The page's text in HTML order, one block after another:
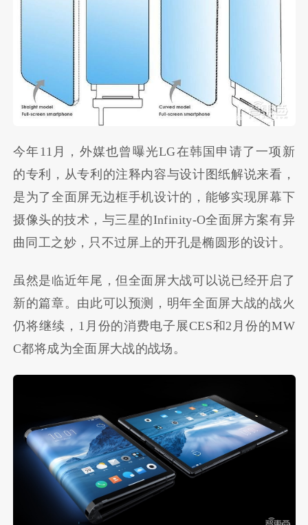
今年11月，外媒也曾曝光LG在韩国申请了一项新
的专利，从专利的注释内容与设计图纸解说来看，
是为了全面屏无边框手机设计的，能够实现屏幕下
摄像头的技术，与三星的Infinity-O全面屏方案有异
曲同工之妙，只不过屏上的开孔是椭圆形的设计。
虽然是临近年尾，但全面屏大战可以说已经开启了
新的篇章。由此可以预测，明年全面屏大战的战火
仍将继续，1月份的消费电子展CES和2月份的MW
C都将成为全面屏大战的战场。